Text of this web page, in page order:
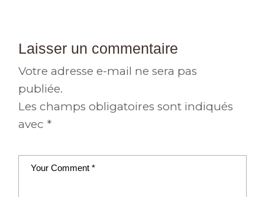
Laisser un commentaire
Votre adresse e-mail ne sera pas
publiée.
Les champs obligatoires sont indiqués
avec *